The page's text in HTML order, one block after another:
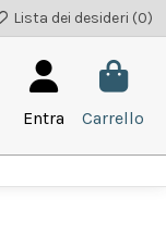
Lista dei desideri (0)
Entra Carrello